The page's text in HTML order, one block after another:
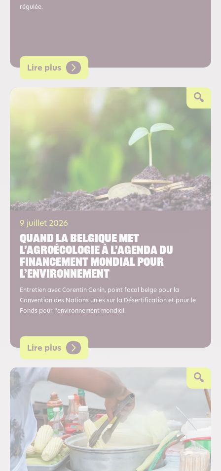
régulée.
Lire plus
9 juillet 2026
Quand la Belgique met
l’agroécologie à l’agenda du
financement mondial pour
l’environnement
Entretien avec Corentin Genin, point focal belge pour la
Convention des Nations unies sur la Désertification et pour le
Fonds pour l’environnement mondial.
Lire plus